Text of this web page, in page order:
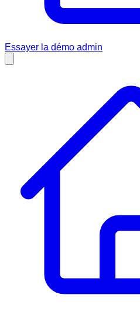
Essayer la démo admin